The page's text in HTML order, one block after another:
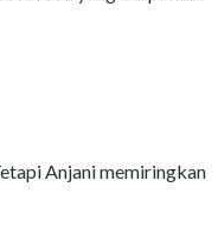
Anjani memiringkan